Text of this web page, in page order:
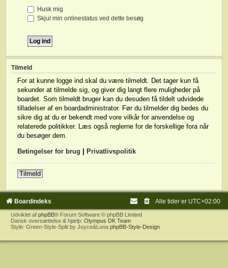
Husk mig
Skjul min onlinestatus ved dette besøg
Tilmeld
For at kunne logge ind skal du være tilmeldt. Det tager kun få
sekunder at tilmelde sig, og giver dig langt flere muligheder på
boardet. Som tilmeldt bruger kan du desuden få tildelt udvidede
tilladelser af en boardadministrator. Før du tilmelder dig bedes du
sikre dig at du er bekendt med vore vilkår for anvendelse og
relaterede politikker. Læs også reglerne for de forskellige fora når
du besøger dem.
Betingelser for brug Privatlivspolitik
Tilmeld
Boardindeks Alle tider er UTC+02:00
Udviklet af phpBB® Forum Software © phpBB Limited
Dansk oversættelse & hjælp: Olympus DK Team
Style: Green-Style-Split by Joyce&Luna phpBB-Style-Design